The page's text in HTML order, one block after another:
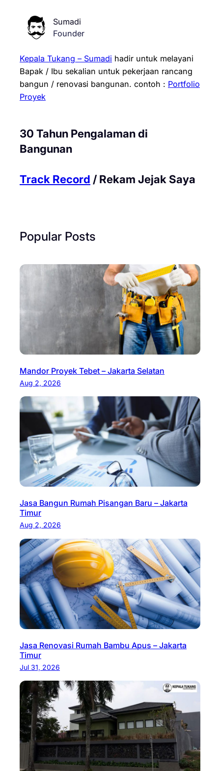
Sumadi
Founder
Kepala Tukang – Sumadi hadir untuk melayani
Bapak / Ibu sekalian untuk pekerjaan rancang
bangun / renovasi bangunan. contoh : Portfolio
Proyek
30 Tahun Pengalaman di
Bangunan
Track Record / Rekam Jejak Saya
Popular Posts
Mandor Proyek Tebet – Jakarta Selatan
Aug 2, 2026
Jasa Bangun Rumah Pisangan Baru – Jakarta
Timur
Aug 2, 2026
Jasa Renovasi Rumah Bambu Apus – Jakarta
Timur
Jul 31, 2026